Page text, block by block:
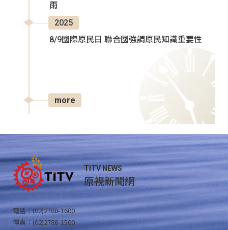
雨
2025
8/9國際原民日 聯合國強調原民知識重要性
more
TITV NEWS
原視新聞網
電話：(02)2788-1600
傳真：(02)2788-1500